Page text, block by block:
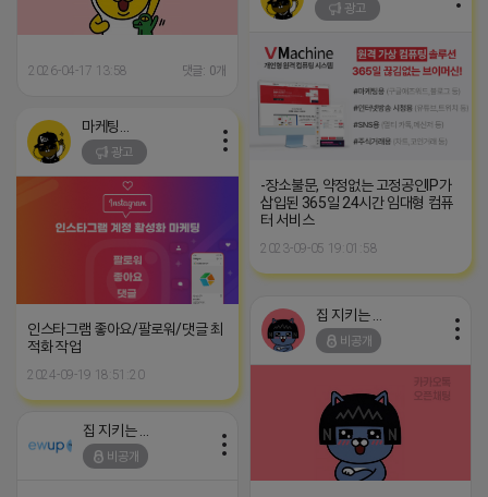
2026-04-17 13:58 댓글: 0개
광고
-장소불문, 약정없는 고정공인IP가
삽입된 365일 24시간 임대형 컴퓨
터 서비스
2023-09-05 19:01:58
광고
인스타그램 좋아요/팔로워/댓글 최
적화 작업
2024-09-19 18:51:20
비공개
비공개